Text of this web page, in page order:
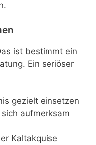
ist bestimmt ein
Ein seriöser
gezielt einsetzen
aufmerksam
Kaltakquise